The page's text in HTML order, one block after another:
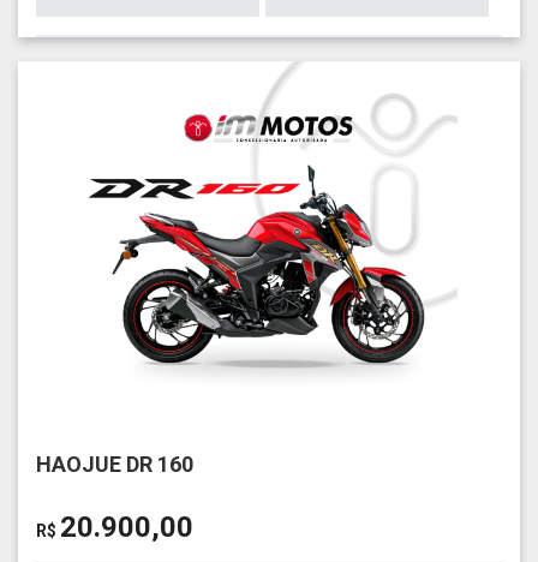
HAOJUE DR 160
R$ 20.900,00